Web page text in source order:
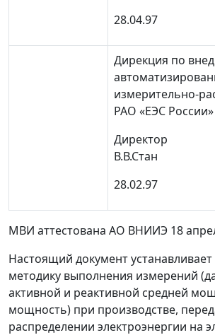
28.04.97
Дирекция по
измерительно-
РАО «ЕЭС России»
В.В.Стан
28.02.97
МВИ аттестована АО ВНИИЭ 18
Настоящий документ
методику выполнения измерений
активной и реактивной средней
мощность) при производстве,
распределении электроэнергии на